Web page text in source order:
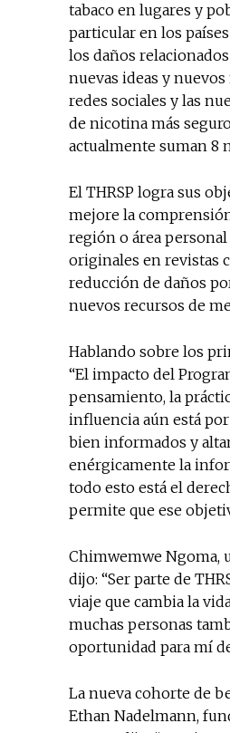
tabaco en lugares y
particular en los
los daños
nuevas ideas y
redes sociales y las
de nicotina más
actualmente suman 8
El THRSP logra sus
mejore la
región o área
originales en revistas
reducción de daños
nuevos recursos de
Hablando sobre los
“El impacto del
pensamiento, la
influencia aún está
bien informados y
enérgicamente la
todo esto está el
permite que ese
Chimwemwe Ngoma,
dijo: “Ser parte de
viaje que cambia la
muchas personas
oportunidad para mí
La nueva cohorte de
Ethan Nadelmann,